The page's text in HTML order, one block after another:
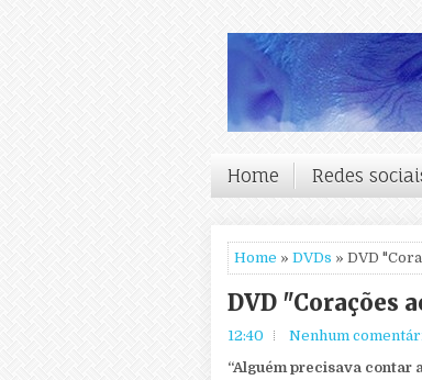
Home Redes
Home » DVDs » DVD
DVD "Corações
12:40
Nenhum
“Alguém precisava contar